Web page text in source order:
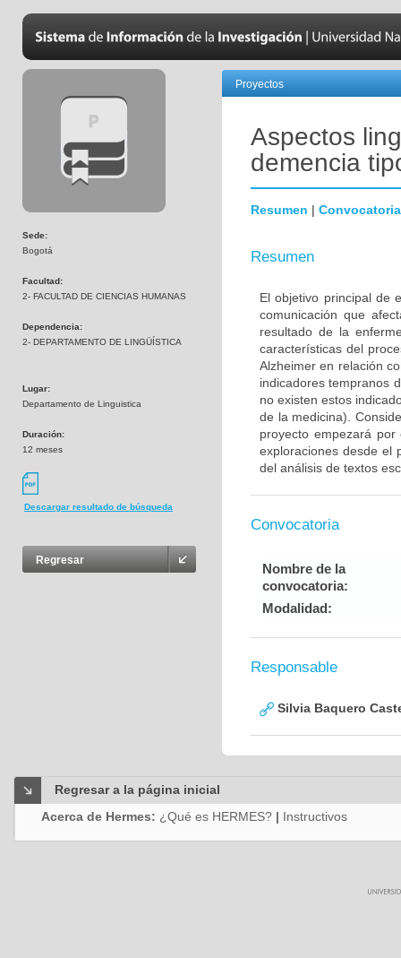
Sede:
Bogotá
Facultad:
2- FACULTAD DE CIENCIAS HUMANAS
Dependencia:
2- DEPARTAMENTO DE LINGÜÍSTICA
Lugar:
Departamento de Linguistica
Duración:
12 meses
Descargar resultado de búsqueda
Regresar
Proyectos
Aspectos
demencia
Resumen | Convocatoria
Resumen
El objetivo principal de
comunicación que
resultado de la
características del
Alzheimer en relación
indicadores tempranos
no existen estos
de la medicina).
proyecto empezará
exploraciones desde el
del análisis de textos
Convocatoria
Nombre de la
convocatoria:
Modalidad:
Responsable
Silvia Baquero
Regresar a la página inicial
Acerca de Hermes: ¿Qué es HERMES? | Instructivos